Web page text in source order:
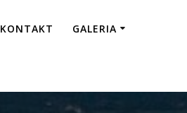
KONTAKT GALERIA